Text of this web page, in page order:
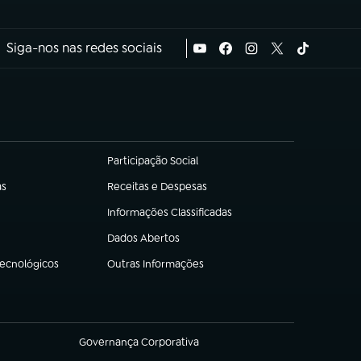
Siga-nos nas redes sociais
Participação Social
(abre em nova aba)
Receitas e Despesas
(abre em nova aba)
Informações Classificadas
(abre em nova aba)
Dados Abertos
(abre em nova aba)
Outras Informações
(abre em nova aba)
Governança Corporativa
(abre em nova aba)